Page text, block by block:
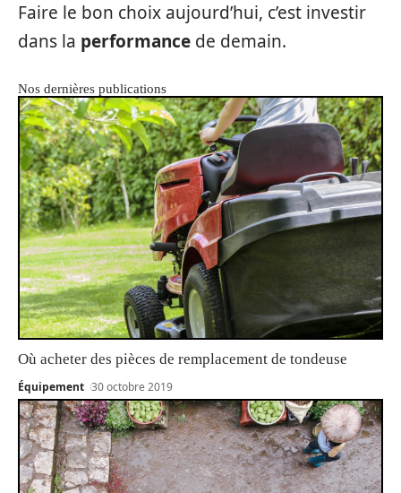
Faire le bon choix aujourd’hui, c’est investir
dans la performance de demain.
Nos dernières publications
Où acheter des pièces de remplacement de tondeuse
Équipement 30 octobre 2019